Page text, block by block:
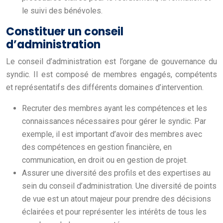
le suivi des bénévoles.
Constituer un conseil
d’administration
Le conseil d’administration est l’organe de gouvernance du
syndic. Il est composé de membres engagés, compétents
et représentatifs des différents domaines d’intervention.
Recruter des membres ayant les compétences et les
connaissances nécessaires pour gérer le syndic. Par
exemple, il est important d’avoir des membres avec
des compétences en gestion financière, en
communication, en droit ou en gestion de projet.
Assurer une diversité des profils et des expertises au
sein du conseil d’administration. Une diversité de points
de vue est un atout majeur pour prendre des décisions
éclairées et pour représenter les intérêts de tous les